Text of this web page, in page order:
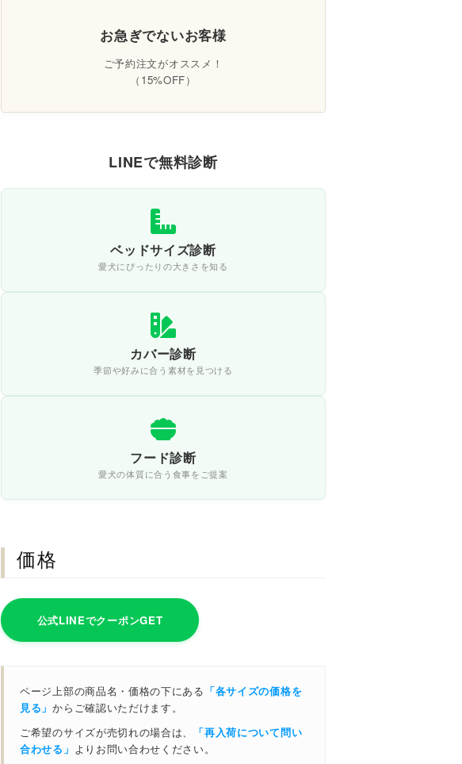
お急ぎでないお客様
ご予約注文がオススメ！
（15%OFF）
LINEで無料診断
ベッドサイズ診断
愛犬にぴったりの大きさを知る
カバー診断
季節や好みに合う素材を見つける
フード診断
愛犬の体質に合う食事をご提案
価格
公式LINEでクーポンGET
ページ上部の商品名・価格の下にある 「各サイズの価格を
見る」からご確認いただけます。
ご希望のサイズが売切れの場合は、
「再入荷について問い
合わせる」 よりお問い合わせください。